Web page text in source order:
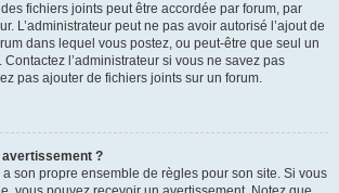
fichiers joints peut être accordée par forum, par
L’administrateur peut ne pas avoir autorisé l’ajout de
dans lequel vous postez, ou peut-être que seul un
l’administrateur si vous ne savez pas
pas ajouter de fichiers joints sur un forum.
avertissement ?
son propre ensemble de règles pour son site. Si vous